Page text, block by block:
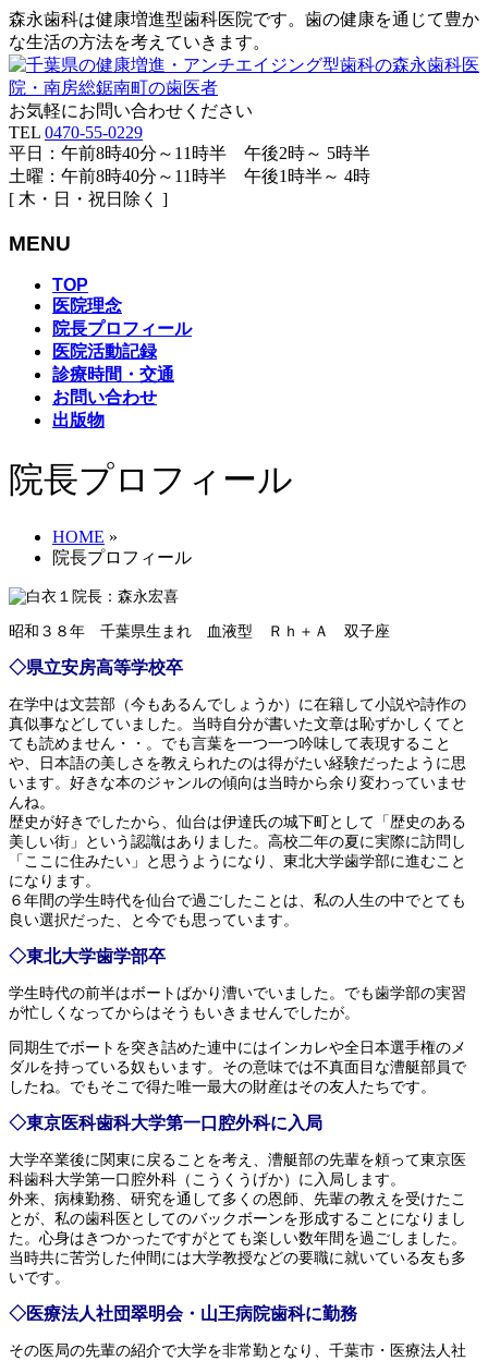
森永歯科は健康増進型歯科医院です。歯の健康を通じて豊か
な生活の方法を考えていきます。
お気軽にお問い合わせください
TEL 0470-55-0229
平日：午前8時40分～11時半 午後2時～ 5時半
土曜：午前8時40分～11時半 午後1時半～ 4時
[ 木・日・祝日除く ]
MENU
TOP
医院理念
院長プロフィール
医院活動記録
診療時間・交通
お問い合わせ
出版物
院長プロフィール
HOME »
院長プロフィール
院長：森永宏喜
昭和３８年 千葉県生まれ 血液型 Ｒｈ＋Ａ 双子座
◇県立安房高等学校卒
在学中は文芸部（今もあるんでしょうか）に在籍して小説や詩作の
真似事などしていました。当時自分が書いた文章は恥ずかしくてと
ても読めません・・。でも言葉を一つ一つ吟味して表現すること
や、日本語の美しさを教えられたのは得がたい経験だったように思
います。好きな本のジャンルの傾向は当時から余り変わっていませ
んね。
歴史が好きでしたから、仙台は伊達氏の城下町として「歴史のある
美しい街」という認識はありました。高校二年の夏に実際に訪問し
「ここに住みたい」と思うようになり、東北大学歯学部に進むこと
になります。
６年間の学生時代を仙台で過ごしたことは、私の人生の中でとても
良い選択だった、と今でも思っています。
◇東北大学歯学部卒
学生時代の前半はボートばかり漕いでいました。でも歯学部の実習
が忙しくなってからはそうもいきませんでしたが。
同期生でボートを突き詰めた連中にはインカレや全日本選手権のメ
ダルを持っている奴もいます。その意味では不真面目な漕艇部員で
したね。でもそこで得た唯一最大の財産はその友人たちです。
◇東京医科歯科大学第一口腔外科に入局
大学卒業後に関東に戻ることを考え、漕艇部の先輩を頼って東京医
科歯科大学第一口腔外科（こうくうげか）に入局します。
外来、病棟勤務、研究を通して多くの恩師、先輩の教えを受けたこ
とが、私の歯科医としてのバックボーンを形成することになりまし
た。心身はきつかったですがとても楽しい数年間を過ごしました。
当時共に苦労した仲間には大学教授などの要職に就いている友も多
いです。
◇医療法人社団翠明会・山王病院歯科に勤務
その医局の先輩の紹介で大学を非常勤となり、千葉市・医療法人社